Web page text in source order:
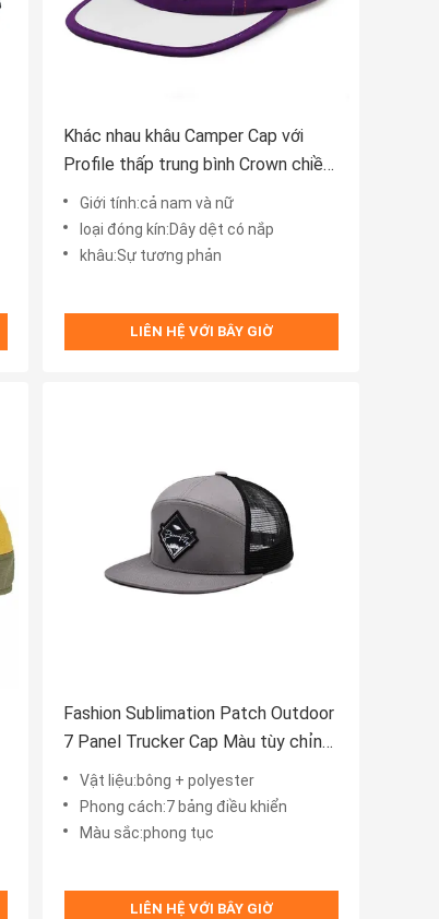
Khác nhau khâu Camper Cap với
Profile thấp trung bình Crown chiều
cao
Giới tính:cả nam và nữ
loại đóng kín:Dây dệt có nắp
khâu:Sự tương phản
LIÊN HỆ VỚI BÂY GIỜ
Fashion Sublimation Patch Outdoor
7 Panel Trucker Cap Màu tùy chỉnh
cho Unisex
Vật liệu:bông + polyester
Phong cách:7 bảng điều khiển
Màu sắc:phong tục
LIÊN HỆ VỚI BÂY GIỜ